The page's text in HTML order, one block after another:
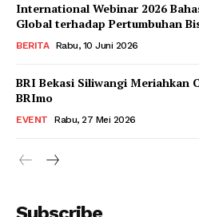
International Webinar 2026
Global terhadap Pertumbuhan
BERITA Rabu, 10 Juni 2026
BRI Bekasi Siliwangi Meriahkan
BRImo
EVENT Rabu, 27 Mei 2026